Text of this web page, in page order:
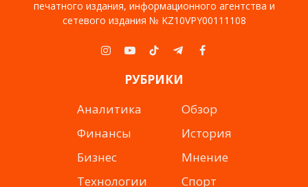
печатного издания, информационного агентства и
сетевого издания № KZ10VPY00111108
Instagram
YouTubeTikTokTelegramFacebook
РУБРИКИ
Аналитика
Финансы
Бизнес
Технологии
Обзор
История
Мнение
Спорт